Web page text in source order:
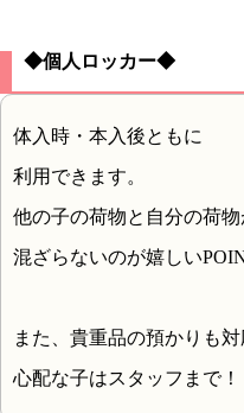
◆個人ロッカー◆
体入時・本入後ともに
利用できます。
他の子の荷物と自分の荷物
混ざらないのが嬉しい
また、貴重品の預かりも対
心配な子はスタッフまで！